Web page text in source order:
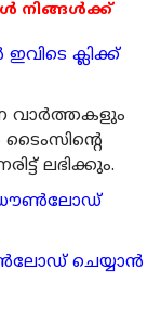
നിങ്ങൾക്ക്
ക്ലിക്ക്
വാര്‍ത്തകളും
ലഭിക്കും.
ഡൌണ്‍ലോഡ്
ചെയ്യാന്‍